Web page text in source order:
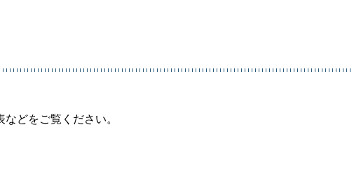
どをご覧ください。